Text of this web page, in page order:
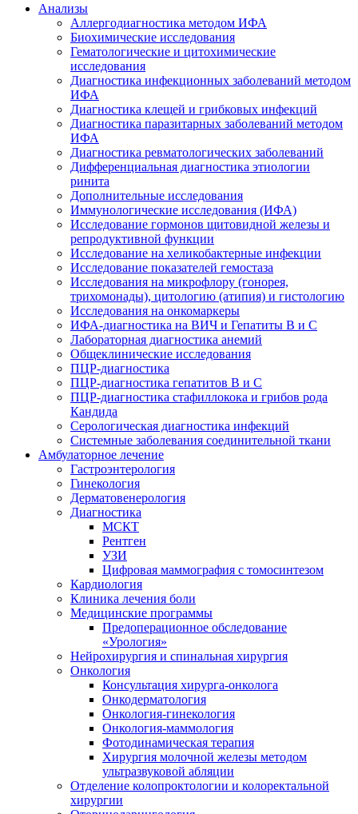
Анализы
Аллергодиагностика методом ИФА
Биохимические исследования
Гематологические и цитохимические
исследования
Диагностика инфекционных заболеваний методом
ИФА
Диагностика клещей и грибковых инфекций
Диагностика паразитарных заболеваний методом
ИФА
Диагностика ревматологических заболеваний
Дифференциальная диагностика этиологии
ринита
Дополнительные исследования
Иммунологические исследования (ИФА)
Исследование гормонов щитовидной железы и
репродуктивной функции
Исследование на хеликобактерные инфекции
Исследование показателей гемостаза
Исследования на микрофлору (гонорея,
трихомонады), цитологию (атипия) и гистологию
Исследования на онкомаркеры
ИФА-диагностика на ВИЧ и Гепатиты B и C
Лабораторная диагностика анемий
Общеклинические исследования
ПЦР-диагностика
ПЦР-диагностика гепатитов B и C
ПЦР-диагностика стафиллокока и грибов рода
Кандида
Серологическая диагностика инфекций
Системные заболевания соединительной ткани
Амбулаторное лечение
Гастроэнтерология
Гинекология
Дерматовенерология
Диагностика
МСКТ
Рентген
УЗИ
Цифровая маммография с томосинтезом
Кардиология
Клиника лечения боли
Медицинские программы
Предоперационное обследование
«Урология»
Нейрохирургия и спинальная хирургия
Онкология
Консультация хирурга-онколога
Онкодерматология
Онкология-гинекология
Онкология-маммология
Фотодинамическая терапия
Хирургия молочной железы методом
ультразвуковой абляции
Отделение колопроктологии и колоректальной
хирургии